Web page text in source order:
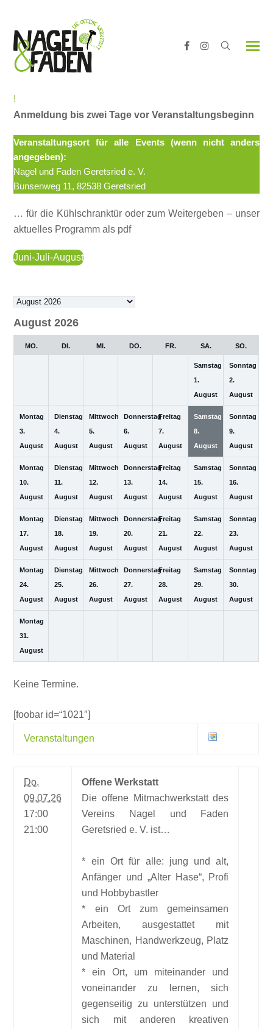
Facebook
Instagram
!
Anmeldung bis zwei Tage vor Veranstaltungsbeginn
Veranstaltungsort für alle Events (wenn nicht anders
angegeben):
Nagel und Faden Geretsried e. V.
Bunsenweg 11, 82538 Geretsried
… für die Kühlschranktür oder zum Weitergeben – unser
aktuelles Programm als pdf
Juni-Juli-August
Auswahl
Monats
August 2026
MO. DI. MI. DO. FR. SA. SO.
Samstag
1.
August
Sonntag
2.
August
Montag
3.
August
Dienstag
4.
August
Mittwoch
5.
August
Donnerstag
6.
August
Freitag
7.
August
Samstag
8.
August
Sonntag
9.
August
Montag
10.
August
Dienstag
11.
August
Mittwoch
12.
August
Donnerstag
13.
August
Freitag
14.
August
Samstag
15.
August
Sonntag
16.
August
Montag
17.
August
Dienstag
18.
August
Mittwoch
19.
August
Donnerstag
20.
August
Freitag
21.
August
Samstag
22.
August
Sonntag
23.
August
Montag
24.
August
Dienstag
25.
August
Mittwoch
26.
August
Donnerstag
27.
August
Freitag
28.
August
Samstag
29.
August
Sonntag
30.
August
Montag
31.
August
Keine Termine.
[foobar id=“1021″]
Veranstaltungen
Do.
09.07.26
17:00
21:00
Offene Werkstatt
Die offene Mitmachwerkstatt des
Vereins Nagel und Faden
Geretsried e. V. ist…
* ein Ort für alle: jung und alt,
Anfänger und „Alter Hase“, Profi
und Hobbybastler
* ein Ort zum gemeinsamen
Arbeiten, ausgestattet mit
Maschinen, Handwerkzeug, Platz
und Material
* ein Ort, um miteinander und
voneinander zu lernen, sich
gegenseitig zu unterstützen und
sich mit anderen kreativen